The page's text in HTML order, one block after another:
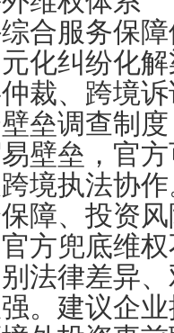
合服务保
化纠纷化
裁、跨境
垒调查制
壁垒，官
境执法协
障、投资
官方兜底维
法律差异
。建议企